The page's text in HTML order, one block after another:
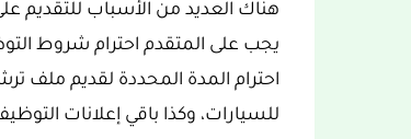
هناك العديد من الأسباب للتقديم
يجب على المتقدم احترام شروط
احترام المدة المحددة لقديم ملف
للسيارات، وكذا باقي إعلانات